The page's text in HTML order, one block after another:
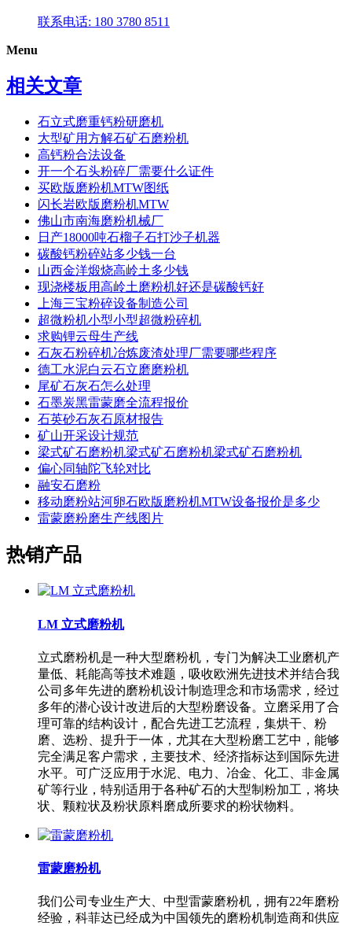
联系电话: 180 3780 8511
Menu
相关文章
石立式磨重钙粉研磨机
大型矿用方解石矿石磨粉机
高钙粉合法设备
开一个石头粉碎厂需要什么证件
买欧版磨粉机MTW图纸
闪长岩欧版磨粉机MTW
佛山市南海磨粉机械厂
日产18000吨石榴子石打沙子机器
碳酸钙粉碎站多少钱一台
山西金洋煅烧高岭土多少钱
现浇楼板用高岭土磨粉机好还是碳酸钙好
上海三宝粉碎设备制造公司
超微粉机小型小型超微粉碎机
求购锂云母生产线
石灰石粉碎机冶炼废渣处理厂需要哪些程序
德工水泥白云石立磨磨粉机
尾矿石灰石怎么处理
石墨炭黑雷蒙磨全流程报价
石英砂石灰石原材报告
矿山开采设计规范
梁式矿石磨粉机梁式矿石磨粉机梁式矿石磨粉机
偏心同轴陀飞轮对比
融安石磨粉
移动磨粉站河卵石欧版磨粉机MTW设备报价是多少
雷蒙磨粉磨生产线图片
热销产品
LM 立式磨粉机
立式磨粉机是一种大型磨粉机，专门为解决工业磨机产
量低、耗能高等技术难题，吸收欧洲先进技术并结合我
公司多年先进的磨粉机设计制造理念和市场需求，经过
多年的潜心设计改进后的大型粉磨设备。立磨采用了合
理可靠的结构设计，配合先进工艺流程，集烘干、粉
磨、选粉、提升于一体，尤其在大型粉磨工艺中，能够
完全满足客户需求，主要技术、经济指标达到国际先进
水平。可广泛应用于水泥、电力、冶金、化工、非金属
矿等行业，特别适用于各种矿石的大型制粉加工，将块
状、颗粒状及粉状原料磨成所要求的粉状物料。
雷蒙磨粉机
我们公司专业生产大、中型雷蒙磨粉机，拥有22年磨粉
经验，科菲达已经成为中国领先的磨粉机制造商和供应